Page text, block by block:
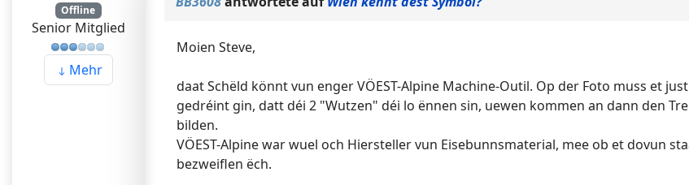
Offline
Senior Mitglied
Mehr
Moien Steve,
daat Schëld könnt vun enger VÖEST-Alpine Machine-Outil. Op der Foto muss et
gedréint gin, datt déi 2 "Wutzen" déi lo ënnen sin, uewen kommen an dann den
bilden.
VÖEST-Alpine war wuel och Hiersteller vun Eisebunnsmaterial, mee ob et dovun
bezweiflen ëch.